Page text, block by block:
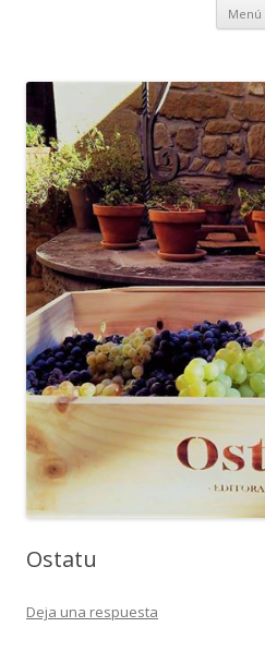
Menú
Ostatu
Deja una respuesta